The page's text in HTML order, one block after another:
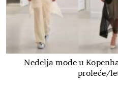
Nedelja mode u
proleće/